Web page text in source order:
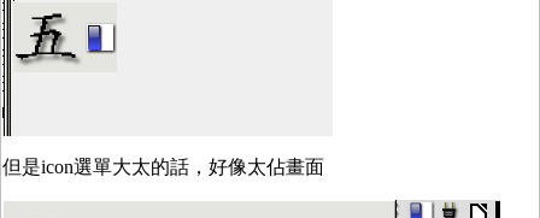
但是icon選單大太的話，好像太佔畫面